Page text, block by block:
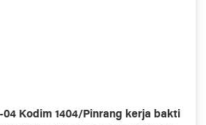
04 Kodim 1404/Pinrang kerja bakti